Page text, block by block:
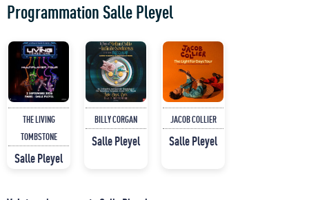
Programmation Salle Pleyel
THE LIVING
TOMBSTONE
Salle Pleyel
BILLY CORGAN
Salle Pleyel
JACOB COLLIER
Salle Pleyel